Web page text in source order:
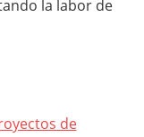
la labor de
de